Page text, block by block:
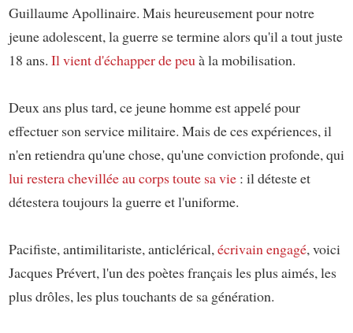
Guillaume Apollinaire. Mais heureusement pour notre
jeune adolescent, la guerre se termine alors qu'il a tout juste
18 ans. Il vient d'échapper de peuà la mobilisation.
Deux ans plus tard, ce jeune homme est appelé pour
effectuer son service militaire. Mais de ces expériences, il
n'en retiendra qu'une chose, qu'une conviction profonde, qui
lui restera chevillée au corps toute sa vie: il déteste et
détestera toujours la guerre et l'uniforme.
Pacifiste, antimilitariste, anticlérical,écrivain engagé, voici
Jacques Prévert, l'un des poètes français les plus aimés, les
plus drôles, les plus touchants de sa génération.